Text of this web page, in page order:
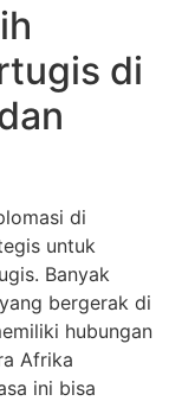
di
di
untuk
Banyak
bergerak di
hubungan
Afrika
ini bisa